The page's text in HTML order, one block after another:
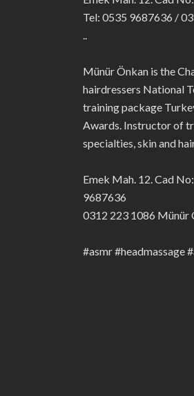
Tel: 0535 9687636 /
..
Münür Önkan is the
hairdressers National
training package
Awards. Instructor of
specialties, skin and
Emek Mah. 12. Cad
9687636
0312 223 1086 Münür
#asmr #headmassage